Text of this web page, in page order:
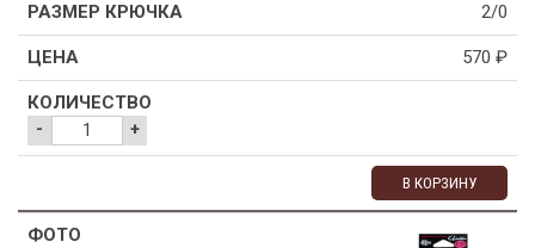
2/0
570 ₽
- +
В КОРЗИНУ